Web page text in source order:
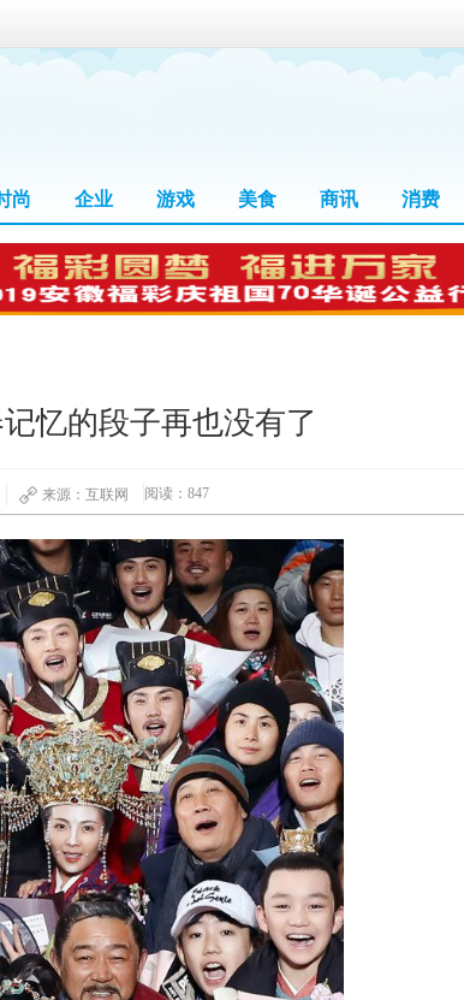
尚 企业 游戏 美食 商讯 消费
忆的段子再也没有了
来源：互联网 阅读：847